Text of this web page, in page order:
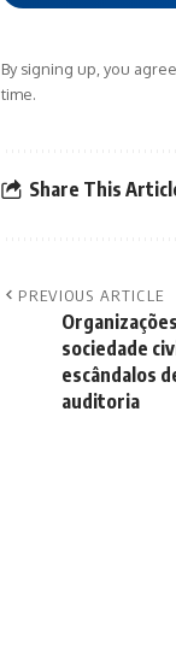
By signing up, you
time.
Share This
PREVIOUS ARTICLE
sociedade
escândalos
auditoria